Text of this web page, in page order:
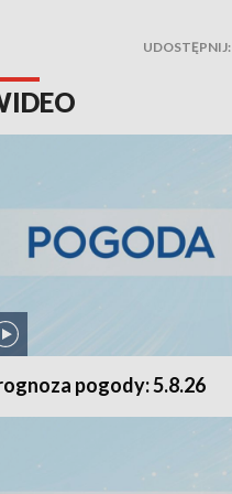
UDOSTĘPNIJ:
pogody: 5.8.26